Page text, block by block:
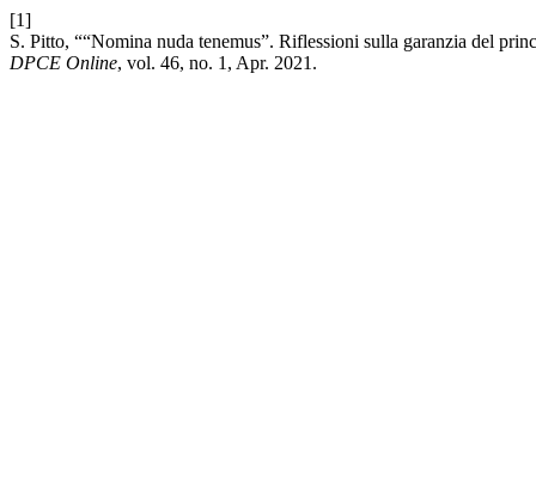
[1]
S. Pitto, ““Nomina nuda tenemus”. Riflessioni sulla garanzia del
DPCE Online, vol. 46, no. 1, Apr. 2021.